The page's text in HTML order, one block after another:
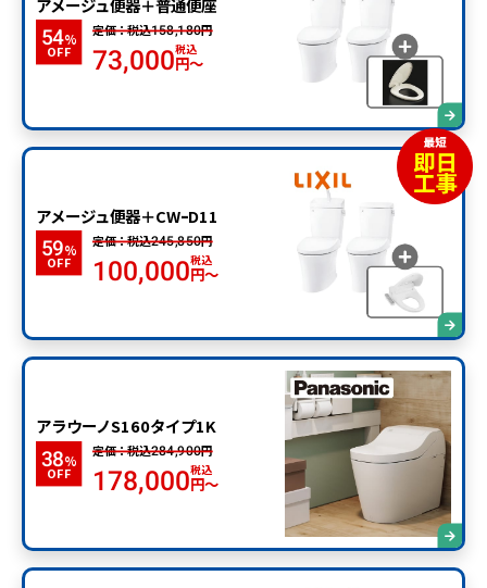
アメージュ便器＋普通便座
54%
OFF
定価：税込158,180円
73,000税込
円～
アメージュ便器＋CWｰD11
59%
OFF
定価：税込245,850円
100,000税込
円～
アラウーノS160タイプ1K
38%
OFF
定価：税込284,900円
178,000税込
円～